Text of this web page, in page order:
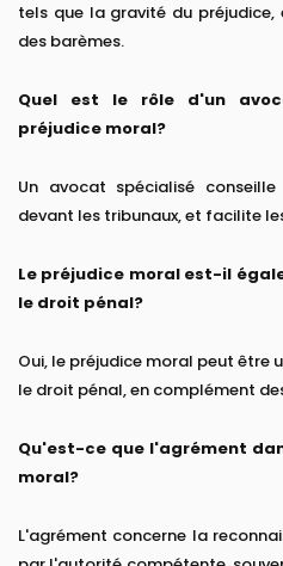
tels que la gravité du
des barèmes.
Quel est le rôle d'un
préjudice moral?
Un avocat spécialisé
devant les tribunaux, et facilite
Le préjudice moral est-il
le droit pénal?
Oui, le préjudice moral peut être
le droit pénal, en complément
Qu'est-ce que l'agrément
moral?
L'agrément concerne la